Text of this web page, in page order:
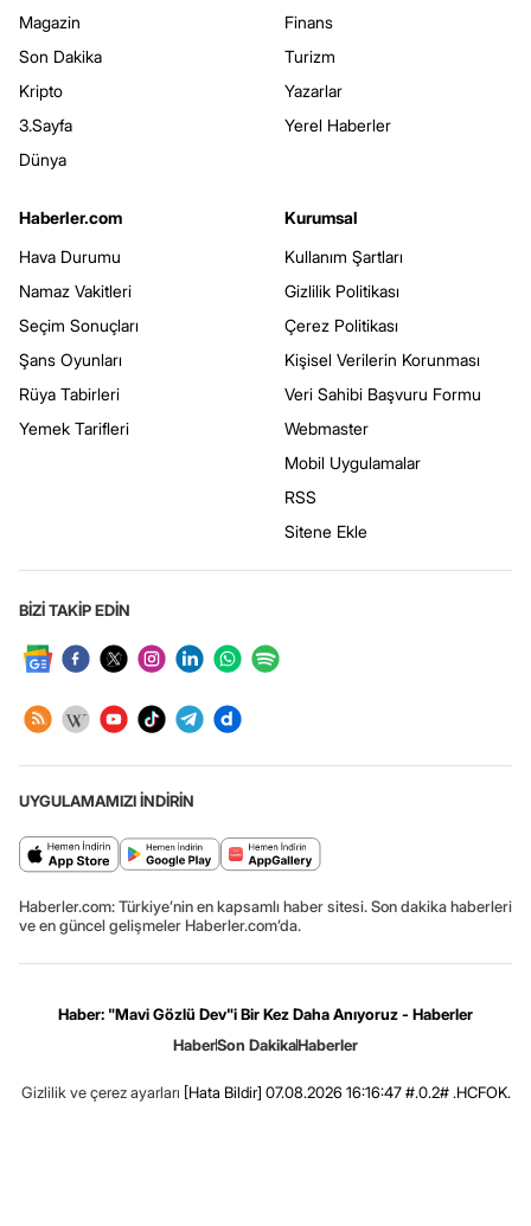
Magazin
Son Dakika
Kripto
3.Sayfa
Dünya
Finans
Turizm
Yazarlar
Yerel Haberler
Haberler.com
Hava Durumu
Namaz Vakitleri
Seçim Sonuçları
Şans Oyunları
Rüya Tabirleri
Yemek Tarifleri
Kurumsal
Kullanım Şartları
Gizlilik Politikası
Çerez Politikası
Kişisel Verilerin Korunması
Veri Sahibi Başvuru Formu
Webmaster
Mobil Uygulamalar
RSS
Sitene Ekle
BİZİ TAKİP EDİN
UYGULAMAMIZI İNDİRİN
Haberler.com: Türkiye’nin en kapsamlı haber sitesi. Son dakika haberleri
ve en güncel gelişmeler Haberler.com’da.
Haber: "Mavi Gözlü Dev"i Bir Kez Daha Anıyoruz - Haberler
HaberSon DakikaHaberler
Gizlilik ve çerez ayarları [Hata Bildir] 07.08.2026 16:16:47 #.0.2# .HCFOK.